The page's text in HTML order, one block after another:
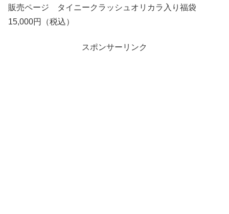
販売ページ タイニークラッシュオリカラ入り福袋
15,000円（税込）
スポンサーリンク